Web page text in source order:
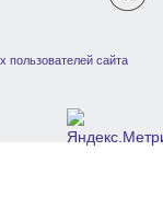
пользователей сайта